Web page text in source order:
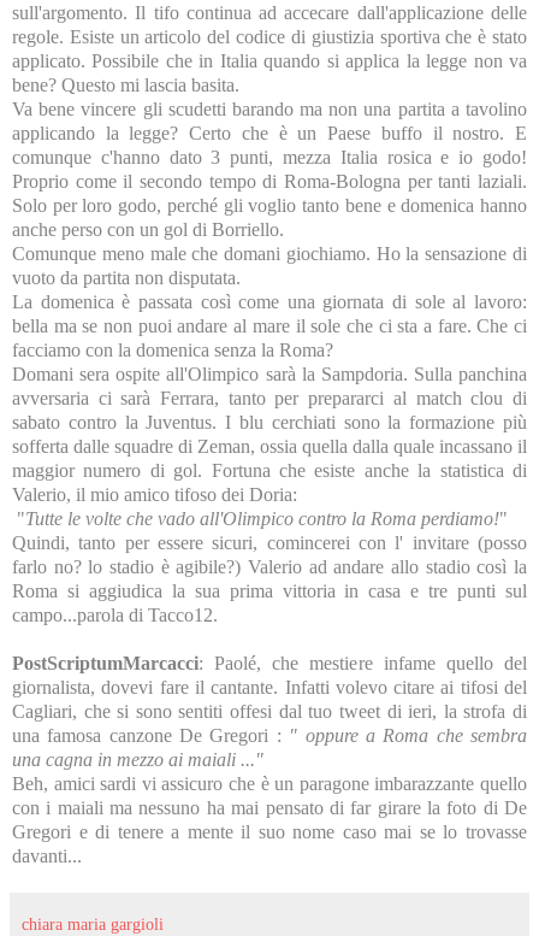
sull'argomento. Il tifo continua ad accecare dall'applicazione delle
regole. Esiste un articolo del codice di giustizia sportiva che è stato
applicato. Possibile che in Italia quando si applica la legge non va
bene? Questo mi lascia basita.
Va bene vincere gli scudetti barando ma non una partita a tavolino
applicando la legge? Certo che è un Paese buffo il nostro. E
comunque c'hanno dato 3 punti, mezza Italia rosica e io godo!
Proprio come il secondo tempo di Roma-Bologna per tanti laziali.
Solo per loro godo, perché gli voglio tanto bene e domenica hanno
anche perso con un gol di Borriello.
Comunque meno male che domani giochiamo. Ho la sensazione di
vuoto da partita non disputata.
La domenica è passata così come una giornata di sole al lavoro:
bella ma se non puoi andare al mare il sole che ci sta a fare. Che ci
facciamo con la domenica senza la Roma?
Domani sera ospite all'Olimpico sarà la Sampdoria. Sulla panchina
avversaria ci sarà Ferrara, tanto per prepararci al match clou di
sabato contro la Juventus. I blu cerchiati sono la formazione più
sofferta dalle squadre di Zeman, ossia quella dalla quale incassano il
maggior numero di gol. Fortuna che esiste anche la statistica di
Valerio, il mio amico tifoso dei Doria:
"Tutte le volte che vado all'Olimpico contro la Roma perdiamo!"
Quindi, tanto per essere sicuri, comincerei con l' invitare (posso
farlo no? lo stadio è agibile?) Valerio ad andare allo stadio così la
Roma si aggiudica la sua prima vittoria in casa e tre punti sul
campo...parola di Tacco12.
PostScriptumMarcacci: Paolé, che mestiere infame quello del
giornalista, dovevi fare il cantante. Infatti volevo citare ai tifosi del
Cagliari, che si sono sentiti offesi dal tuo tweet di ieri, la strofa di
una famosa canzone De Gregori : " oppure a Roma che sembra
una cagna in mezzo ai maiali ..."
Beh, amici sardi vi assicuro che è un paragone imbarazzante quello
con i maiali ma nessuno ha mai pensato di far girare la foto di De
Gregori e di tenere a mente il suo nome caso mai se lo trovasse
davanti...
chiara maria gargioli